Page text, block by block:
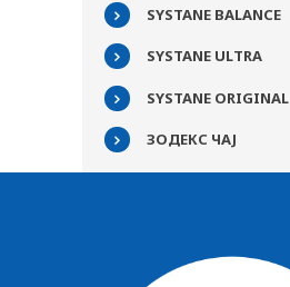
SYSTANE BALANCE
SYSTANE ULTRA
SYSTANE ORIGINAL
ЗОДЕКС ЧАЈ